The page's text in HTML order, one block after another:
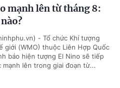
mạnh lên từ tháng 8:
- Tổ chức Khí tượng
giới (WMO) thuộc Liên Hợp Quốc
báo hiện tượng El Nino sẽ tiếp
mạnh lên trong giai đoạn từ...